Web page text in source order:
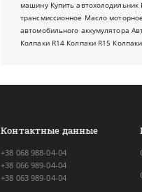
машину Купить автохолодильник
трансмиссионное Масло
автомобильного аккумулятора
Колпаки R14 Колпаки R15
Контактные данные
+38 068 988-04-04
+38 066 989-04-04
+38 063 989-04-04